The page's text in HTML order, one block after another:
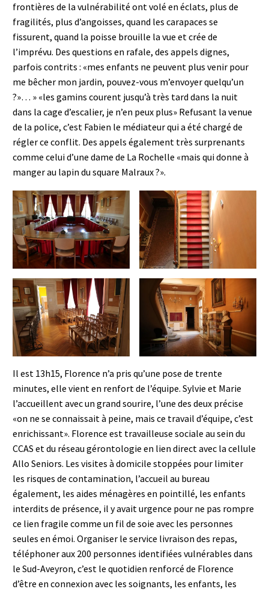
frontières de la vulnérabilité ont volé en éclats, plus de
fragilités, plus d’angoisses, quand les carapaces se
fissurent, quand la poisse brouille la vue et crée de
l’imprévu. Des questions en rafale, des appels dignes,
parfois contrits : «mes enfants ne peuvent plus venir pour
me bêcher mon jardin, pouvez-vous m’envoyer quelqu’un
?»… » «les gamins courent jusqu’à très tard dans la nuit
dans la cage d’escalier, je n’en peux plus» Refusant la venue
de la police, c’est Fabien le médiateur qui a été chargé de
régler ce conflit. Des appels également très surprenants
comme celui d’une dame de La Rochelle «mais qui donne à
manger au lapin du square Malraux ?».
Il est 13h15, Florence n’a pris qu’une pose de trente
minutes, elle vient en renfort de l’équipe. Sylvie et Marie
l’accueillent avec un grand sourire, l’une des deux précise
«on ne se connaissait à peine, mais ce travail d’équipe, c’est
enrichissant». Florence est travailleuse sociale au sein du
CCAS et du réseau gérontologie en lien direct avec la cellule
Allo Seniors. Les visites à domicile stoppées pour limiter
les risques de contamination, l’accueil au bureau
également, les aides ménagères en pointillé, les enfants
interdits de présence, il y avait urgence pour ne pas rompre
ce lien fragile comme un fil de soie avec les personnes
seules en émoi. Organiser le service livraison des repas,
téléphoner aux 200 personnes identifiées vulnérables dans
le Sud-Aveyron, c’est le quotidien renforcé de Florence
d’être en connexion avec les soignants, les enfants, les